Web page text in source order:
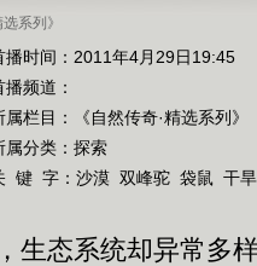
系列》
播时间：2011年4月29日19:45
播频道：
属栏目：
《自然传奇·精选系列》
属分类：探索
键 字： 沙漠 双峰驼 袋鼠 干旱
生态系统却异常多